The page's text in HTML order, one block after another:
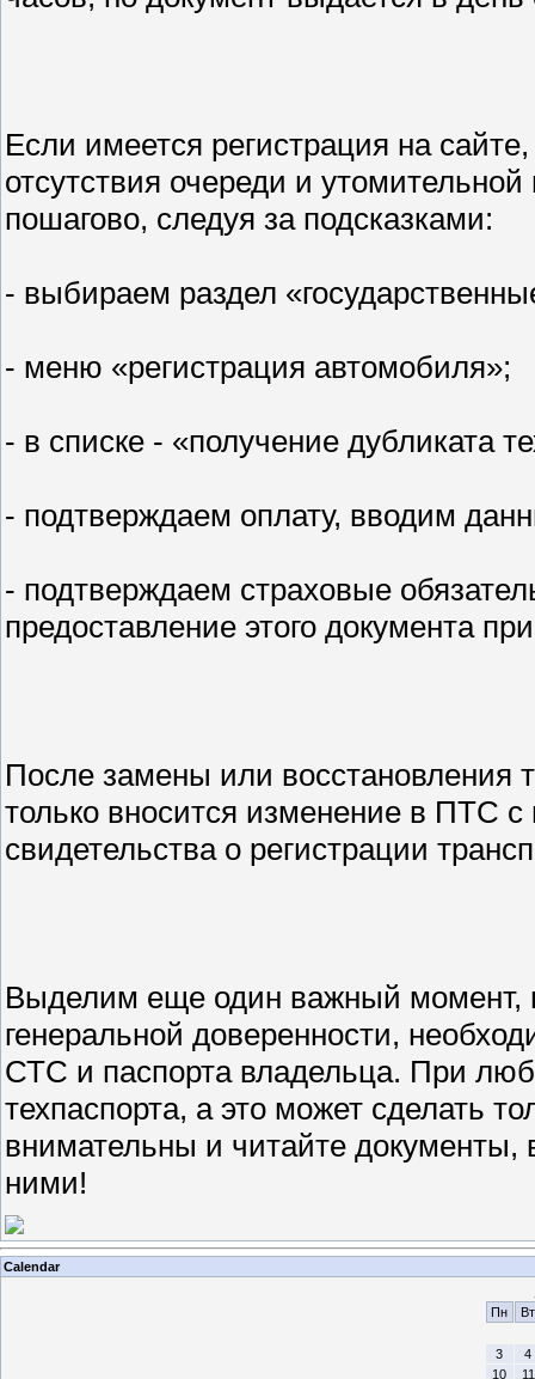
Если имеется регистрация на
отсутствия очереди и
пошагово, следуя за подсказками:
- выбираем раздел
- меню «регистрация автомобиля»;
- в списке - «получение дубликата
- подтверждаем оплату, вводим
- подтверждаем страховые
предоставление этого документа
После замены или восстановления
только вносится изменение в ПТС
свидетельства о регистрации
Выделим еще один важный момент,
генеральной доверенности,
СТС и паспорта владельца. При
техпаспорта, а это может сделать
внимательны и читайте
ними!
Calendar
Пн
Вт
3
4
10
11